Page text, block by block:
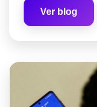
Ver blog